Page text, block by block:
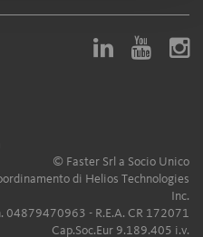
© Faster Srl a Socio Unico
di Helios Technologies
Inc.
04879470963 - R.E.A. CR 172071
Cap.Soc.Eur 9.189.405 i.v.